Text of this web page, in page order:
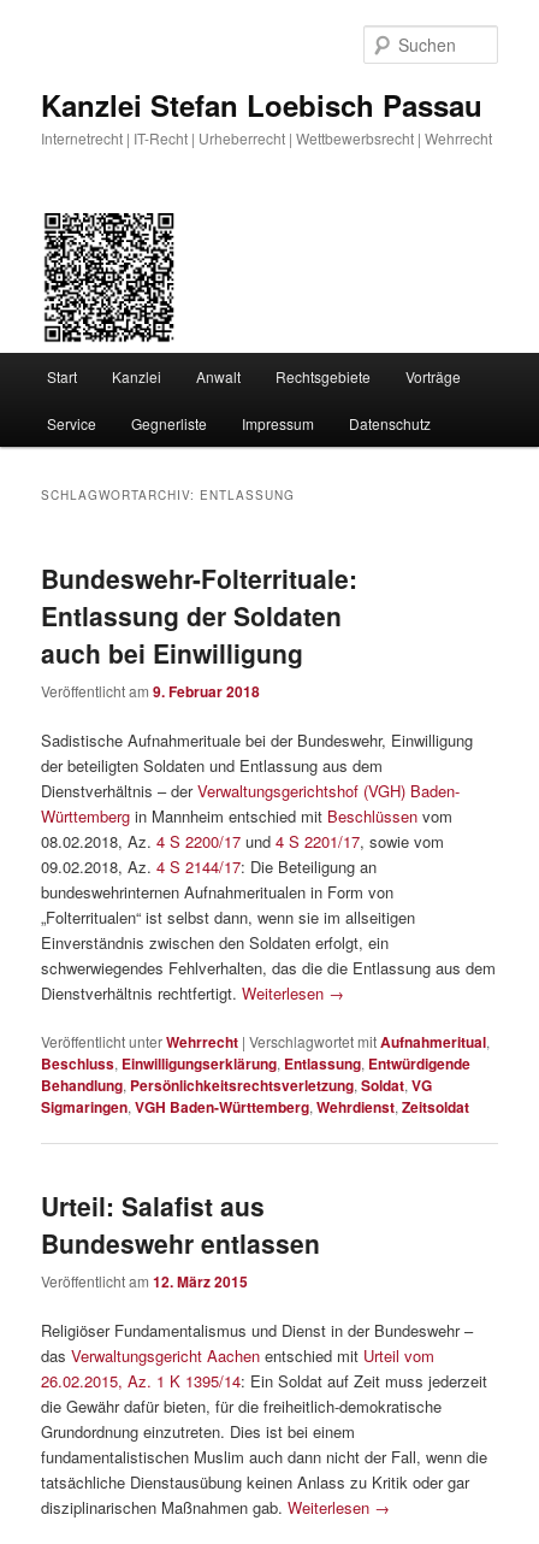
Kanzlei Stefan Loebisch Passau
Internetrecht | IT-Recht | Urheberrecht | Wettbewerbsrecht | Wehrrecht
Start Kanzlei Anwalt Rechtsgebiete Vorträge
Service Gegnerliste Impressum Datenschutz
SCHLAGWORTARCHIV: ENTLASSUNG
Bundeswehr-Folterrituale:
Entlassung der Soldaten
auch bei Einwilligung
Veröffentlicht am9. Februar 2018
Sadistische Aufnahmerituale bei der Bundeswehr, Einwilligung
der beteiligten Soldaten und Entlassung aus dem
Dienstverhältnis – derVerwaltungsgerichtshof (VGH) Baden-
Württemberg in Mannheim entschied mit Beschlüssen vom
08.02.2018, Az.4 S 2200/17 und4 S 2201/17, sowie vom
09.02.2018, Az.4 S 2144/17: Die Beteiligung an
bundeswehrinternen Aufnahmeritualen in Form von
„Folterritualen“ ist selbst dann, wenn sie im allseitigen
Einverständnis zwischen den Soldaten erfolgt, ein
schwerwiegendes Fehlverhalten, das die die Entlassung aus dem
Dienstverhältnis rechtfertigt.Weiterlesen →
Veröffentlicht unterWehrrecht |Verschlagwortet mitAufnahmeritual,
Beschluss, Einwilligungserklärung, Entlassung, Entwürdigende
Behandlung, Persönlichkeitsrechtsverletzung,Soldat,VG
Sigmaringen,VGH Baden-Württemberg,Wehrdienst,Zeitsoldat
Urteil: Salafist aus
Bundeswehr entlassen
Veröffentlicht am12. März 2015
Religiöser Fundamentalismus und Dienst in der Bundeswehr –
dasVerwaltungsgericht Aachen entschied mit Urteil vom
26.02.2015, Az. 1 K 1395/14: Ein Soldat auf Zeit muss jederzeit
die Gewähr dafür bieten, für die freiheitlich-demokratische
Grundordnung einzutreten. Dies ist bei einem
fundamentalistischen Muslim auch dann nicht der Fall, wenn die
tatsächliche Dienstausübung keinen Anlass zu Kritik oder gar
disziplinarischen Maßnahmen gab.Weiterlesen →